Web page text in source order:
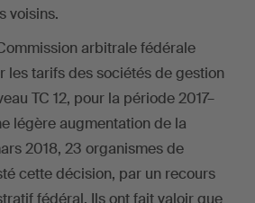
voisins.
arbitrale fédérale
les tarifs des sociétés de gestion
TC 12, pour la période 2017–
légère augmentation de la
2018, 23 organismes de
cette décision, par un recours
fédéral. Ils ont fait valoir que